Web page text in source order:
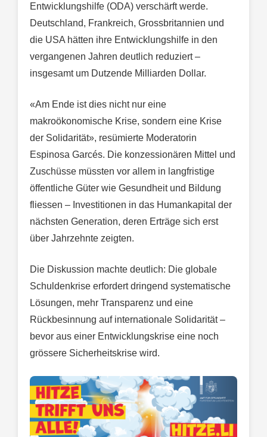
Entwicklungshilfe (ODA) verschärft werde.
Deutschland, Frankreich, Grossbritannien und
die USA hätten ihre Entwicklungshilfe in den
vergangenen Jahren deutlich reduziert –
insgesamt um Dutzende Milliarden Dollar.
«Am Ende ist dies nicht nur eine
makroökonomische Krise, sondern eine Krise
der Solidarität», resümierte Moderatorin
Espinosa Garcés. Die konzessionären Mittel und
Zuschüsse müssten vor allem in langfristige
öffentliche Güter wie Gesundheit und Bildung
fliessen – Investitionen in das Humankapital der
nächsten Generation, deren Erträge sich erst
über Jahrzehnte zeigten.
Die Diskussion machte deutlich: Die globale
Schuldenkrise erfordert dringend systematische
Lösungen, mehr Transparenz und eine
Rückbesinnung auf internationale Solidarität –
bevor aus einer Entwicklungskrise eine noch
grössere Sicherheitskrise wird.